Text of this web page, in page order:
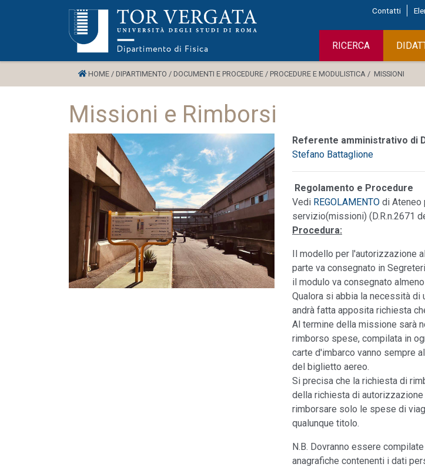
Contatti
RICERCA
HOME / DIPARTIMENTO / DOCUMENTI E PROCEDURE / PROCEDURE E MODULISTICA / MISSIONI
Missioni e Rimborsi
Referente amministrativo di
Stefano Battaglione
Regolamento e Procedure
Vedi REGOLAMENTO di Ateneo
servizio(missioni) (D.R.n.2671
Procedura:
Il modello per l'autorizzazione
parte va consegnato in
il modulo va consegnato
Qualora si abbia la necessità
andrà fatta apposita richiesta
Al termine della missione sarà
rimborso spese, compilata in
carte d'imbarco vanno sempre
del biglietto aereo.
Si precisa che la richiesta di
della richiesta di
rimborsare solo le spese di
qualunque titolo.
N.B. Dovranno essere
anagrafiche contenenti i dati